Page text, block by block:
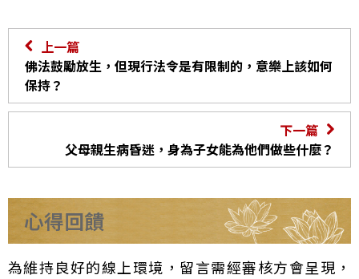
上一篇
佛法鼓勵放生，但現行法令是有限制的，意樂上該如何
保持？
下一篇
父母親生病昏迷，身為子女能為他們做些什麼？
心得回饋
為維持良好的線上環境，留言需經審核方會呈現，